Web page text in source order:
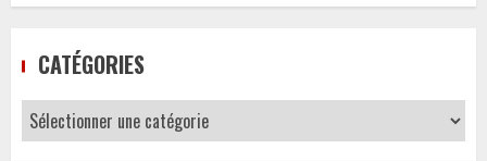
CATÉGORIES
Catégories